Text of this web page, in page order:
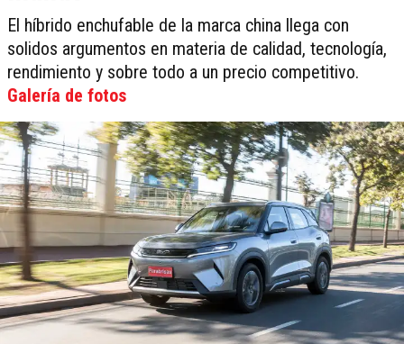
El híbrido enchufable de la marca china llega con
solidos argumentos en materia de calidad, tecnología,
rendimiento y sobre todo a un precio competitivo.
Galería de fotos